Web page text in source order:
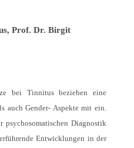
Prof. Dr. Birgit
bei Tinnitus beziehen eine
auch Gender- Aspekte mit ein.
Diagnostik
Entwicklungen in der